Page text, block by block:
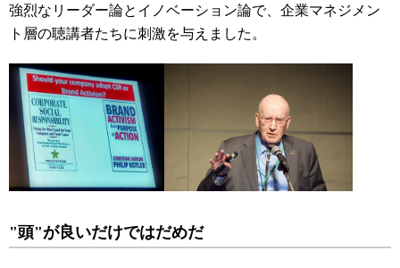
強烈なリーダー論とイノベーション論で、企業マネジメン
ト層の聴講者たちに刺激を与えました。
"頭"が良いだけではだめだ